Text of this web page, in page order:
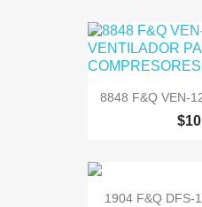
8848 F&Q VEN-
1904 F&Q DFS-